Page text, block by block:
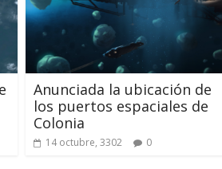
Anunciada la ubicación de
los puertos espaciales de
Colonia
14 octubre, 3302 0